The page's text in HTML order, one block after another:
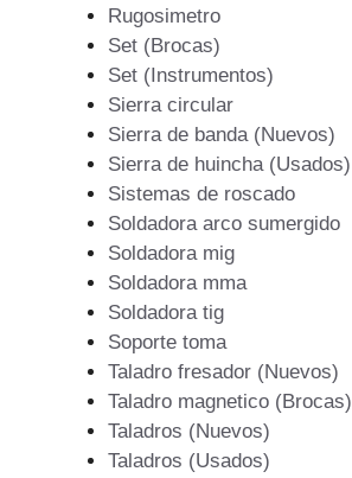
Rugosimetro
Set (Brocas)
Set (Instrumentos)
Sierra circular
Sierra de banda (Nuevos)
Sierra de huincha (Usados)
Sistemas de roscado
Soldadora arco sumergido
Soldadora mig
Soldadora mma
Soldadora tig
Soporte toma
Taladro fresador (Nuevos)
Taladro magnetico (Brocas)
Taladros (Nuevos)
Taladros (Usados)